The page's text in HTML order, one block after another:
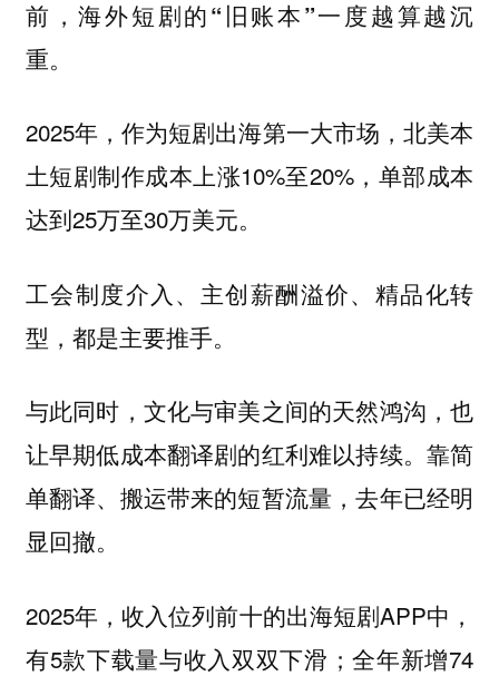
前，海外短剧的“旧账本”一度越算越沉
重。
2025年，作为短剧出海第一大市场，北美本
土短剧制作成本上涨10%至20%，单部成本
达到25万至30万美元。
工会制度介入、主创薪酬溢价、精品化转
型，都是主要推手。
与此同时，文化与审美之间的天然鸿沟，也
让早期低成本翻译剧的红利难以持续。靠简
单翻译、搬运带来的短暂流量，去年已经明
显回撤。
2025年，收入位列前十的出海短剧APP中，
有5款下载量与收入双双下滑；全年新增74